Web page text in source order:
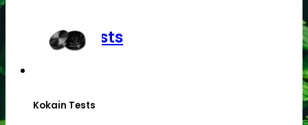
Narkotests
Kokain Tests